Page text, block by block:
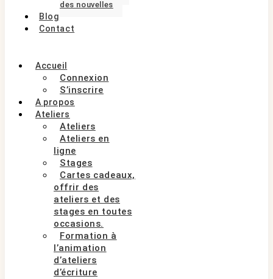
des nouvelles
Blog
Contact
Accueil
Connexion
S’inscrire
A propos
Ateliers
Ateliers
Ateliers en
ligne
Stages
Cartes cadeaux,
offrir des
ateliers et des
stages en toutes
occasions.
Formation à
l’animation
d’ateliers
d’écriture